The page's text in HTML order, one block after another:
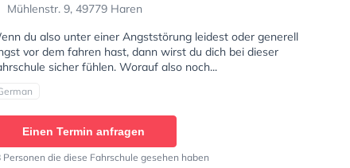
Mühlenstr. 9, 49779 Haren
du also unter einer Angststörung leidest oder generell
vor dem fahren hast, dann wirst du dich bei dieser
sicher fühlen. Worauf also noch...
Einen Termin anfragen
Personen die diese Fahrschule gesehen haben